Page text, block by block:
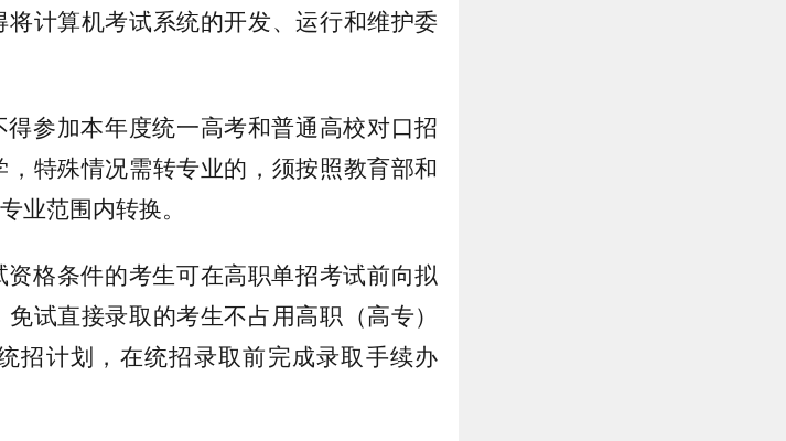
计算机考试系统的开发、运行和维护委
参加本年度统一高考和普通高校对口招
特殊情况需转专业的，须按照教育部和
业范围内转换。
格条件的考生可在高职单招考试前向拟
试直接录取的考生不占用高职（高专）
招计划，在统招录取前完成录取手续办